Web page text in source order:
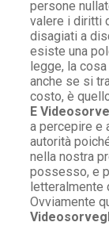
persone
valere i diritti
disagiati a
esiste una
legge, la
anche se si
costo, è
E
a percepire e
autorità
nella nostra
possesso, e
letteralmente
Ovviamente